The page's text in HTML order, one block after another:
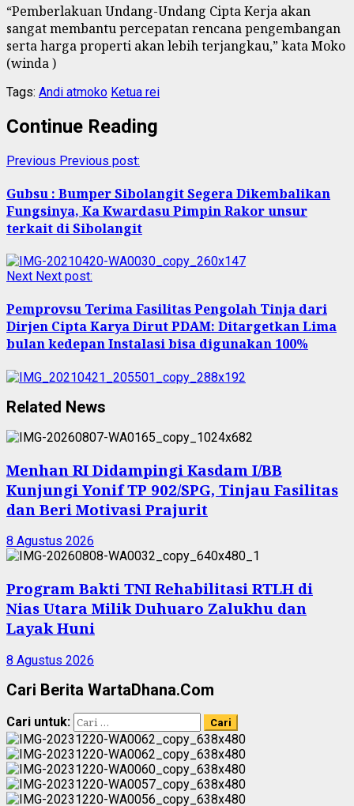
“Pemberlakuan Undang-Undang Cipta Kerja akan
sangat membantu percepatan rencana pengembangan
serta harga properti akan lebih terjangkau,” kata Moko
(winda )
Tags: Andi atmoko Ketua rei
Continue Reading
Previous Previous post:
Gubsu : Bumper Sibolangit Segera Dikembalikan
Fungsinya, Ka Kwardasu Pimpin Rakor unsur
terkait di Sibolangit
Next Next post:
Pemprovsu Terima Fasilitas Pengolah Tinja dari
Dirjen Cipta Karya Dirut PDAM: Ditargetkan Lima
bulan kedepan Instalasi bisa digunakan 100%
Related News
Menhan RI Didampingi Kasdam I/BB
Kunjungi Yonif TP 902/SPG, Tinjau Fasilitas
dan Beri Motivasi Prajurit
8 Agustus 2026
Program Bakti TNI Rehabilitasi RTLH di
Nias Utara Milik Duhuaro Zalukhu dan
Layak Huni
8 Agustus 2026
Cari Berita WartaDhana.Com
Cari untuk: